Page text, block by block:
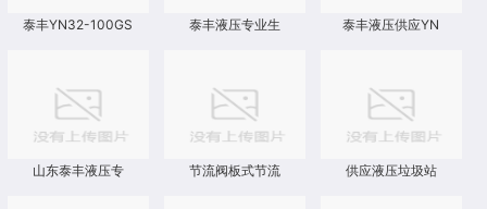
泰丰YN32-100GS 泰丰液压专业生 泰丰液压供应YN
山东泰丰液压专 节流阀板式节流 供应液压垃圾站